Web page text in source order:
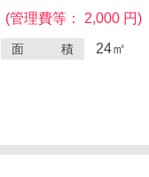
(管理費等： 2,000 円)
面 積 24㎡